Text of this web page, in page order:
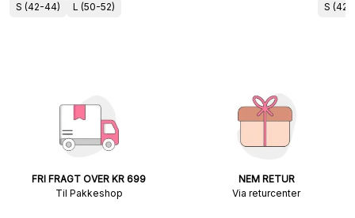
S (42-44) L (50-52) S (42-
FRI FRAGT OVER KR 699
Til Pakkeshop
NEM RETUR
Via returcenter